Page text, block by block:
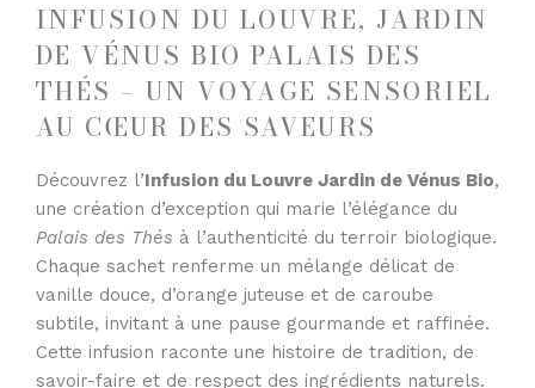
INFUSION DU LOUVRE, JARDIN
DE VÉNUS BIO PALAIS DES
THÉS – UN VOYAGE SENSORIEL
AU CŒUR DES SAVEURS
Découvrez l’Infusion du Louvre Jardin de Vénus Bio,
une création d’exception qui marie l’élégance du
Palais des Thés à l’authenticité du terroir biologique.
Chaque sachet renferme un mélange délicat de
vanille douce, d’orange juteuse et de caroube
subtile, invitant à une pause gourmande et raffinée.
Cette infusion raconte une histoire de tradition, de
savoir-faire et de respect des ingrédients naturels.